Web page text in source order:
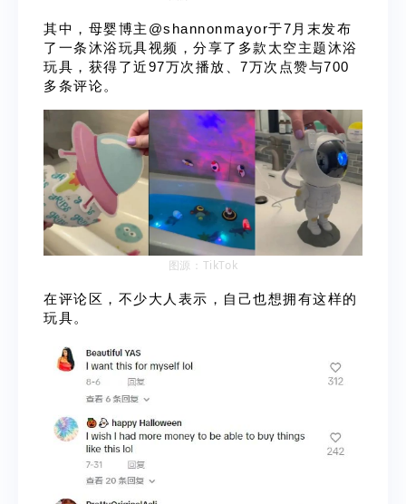
其中，母婴博主@shannonmayor于7月末发布
了一条沐浴玩具视频，分享了多款太空主题沐浴
玩具，获得了近97万次播放、7万次点赞与700
多条评论。
图源： TikTok
在评论区，不少大人表示，自己也想拥有这样的
玩具。